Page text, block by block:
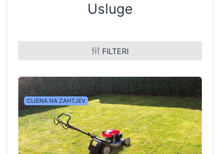
Usluge
FILTERI
CIJENA NA ZAHTJEV